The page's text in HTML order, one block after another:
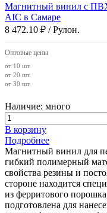
Магнитный винил с
AIC в Самаре
8 472.10 ₽ / Рулон.
Оптовые цены
от 10 шт.
от 20 шт.
от 30 шт.
Наличие: много
В корзину
Подробнее
Магнитный винил для
гибкий полимерный
свойства резины и
стороне находится
из ферритового
подготовлена для